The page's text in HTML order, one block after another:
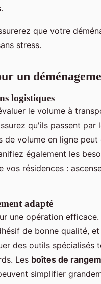
que votre
stress.
un
logistiques
le volume à
qu'ils passent
volume en ligne
également les
résidences :
adapté
une opération
de bonne qualité,
des outils spécialisés
Les boîtes de
simplifier